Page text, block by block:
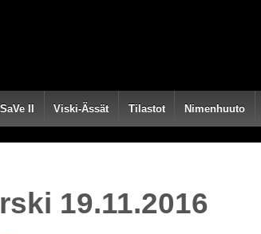
SaVe II Viski-Ässät Tilastot Nimenhuuto
19.11.2016